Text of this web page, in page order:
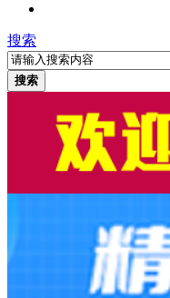
搜索
搜索